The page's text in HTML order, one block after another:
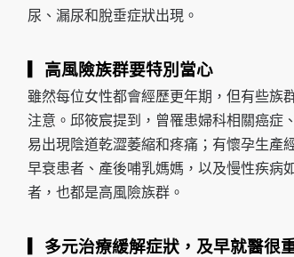
尿、漏尿和脫垂症狀出現。
▎高風險族群要特別當心
雖然每位女性都會經歷更年期，但有些族
注意。邱筱宸提到，曾罹患婦科相關癌症
易出現陰道乾澀萎縮和疼痛；有懷孕生產
早衰患者、產後哺乳媽媽，以及慢性疾病
者，也都是高風險族群。
▎多元治療緩解症狀，及早就醫很